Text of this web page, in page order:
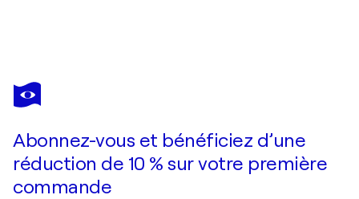
LE CORBUSIER
Entre-Deux - Titre
Abonnez-vous et bénéficiez d’une
réduction de 10 % sur votre première
commande